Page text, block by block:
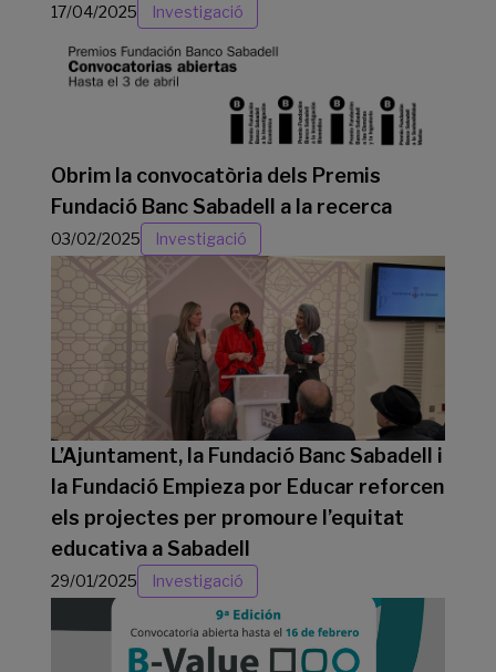
17/04/2025 Investigació
Obrim la convocatòria dels Premis
Fundació Banc Sabadell a la recerca
03/02/2025 Investigació
L’Ajuntament, la Fundació Banc Sabadell i
la Fundació Empieza por Educar reforcen
els projectes per promoure l’equitat
educativa a Sabadell
29/01/2025 Investigació